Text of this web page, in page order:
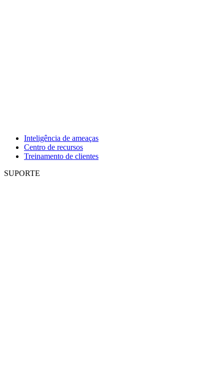
Inteligência de ameaças
Centro de recursos
Treinamento de clientes
SUPORTE